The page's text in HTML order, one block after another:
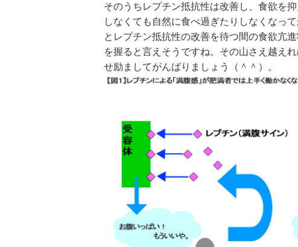
そのうちレプチン抵抗性は改善し、食欲を
しなくても自然に食べ過ぎたりしなくなっ
とレプチン抵抗性の改善を待つ間の食欲亢
を握ると言えそうですね。その山さえ越え
せ励ましてがんばりましょう（＾＾）。